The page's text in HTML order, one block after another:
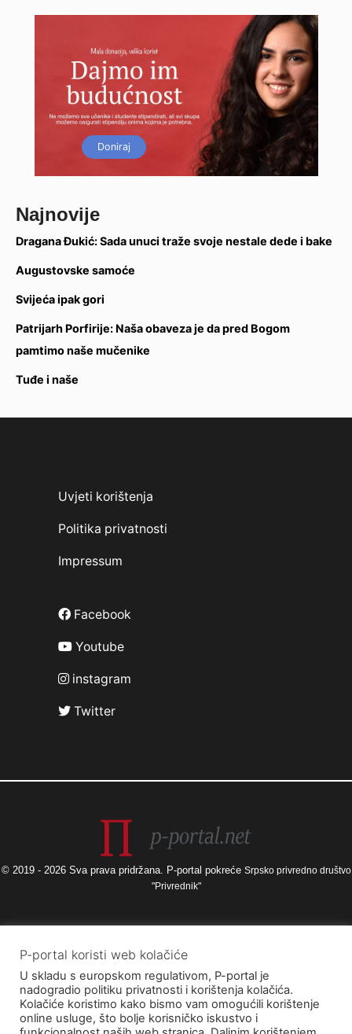
Doniraj
Najnovije
Dragana Đukić: Sada unuci traže svoje nestale dede i bake
Augustovske samoće
Svijeća ipak gori
Patrijarh Porfirije: Naša obaveza je da pred Bogom
pamtimo naše mučenike
Tuđe i naše
Uvjeti korištenja
Politika privatnosti
Impressum
Facebook
Youtube
instagram
Twitter
© 2019 - 2026 Sva prava pridržana. P-portal pokreće Srpsko privredno društvo
"Privrednik"
Izneseni stavovi i mišljenja samo su autorova i ne odražavaju nužno
službena stajališta Europske unije ili Europske komisije, kao ni stajališta
Agencije za elektroničke medije ni Ministarstva kulture i medija. Europska
unija i Europska komisija, kao ni Agencija za elektroničke medije ni
Ministarstvo kulture i medija ne mogu se smatrati odgovornima za njih.
P-portal koristi web kolačiće
U skladu s europskom regulativom, P-portal je
nadogradio politiku privatnosti i korištenja kolačića.
Kolačiće koristimo kako bismo vam omogućili korištenje
online usluge, što bolje korisničko iskustvo i